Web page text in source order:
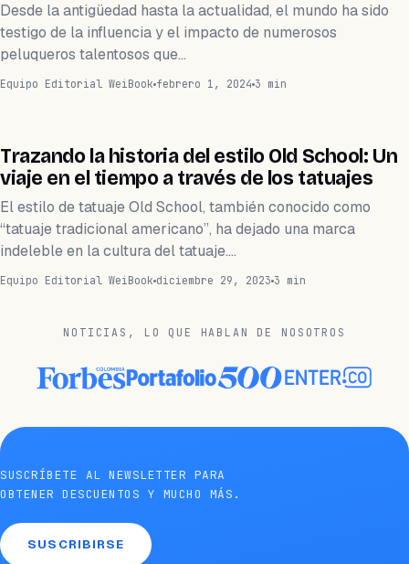
Desde la antigüedad hasta la actualidad, el mundo ha sido
testigo de la influencia y el impacto de numerosos
peluqueros talentosos que…
Equipo Editorial WeiBook febrero 1, 2024 3 min
Trazando la historia del estilo Old School: Un
viaje en el tiempo a través de los tatuajes
El estilo de tatuaje Old School, también conocido como
“tatuaje tradicional americano”, ha dejado una marca
indeleble en la cultura del tatuaje.…
Equipo Editorial WeiBook diciembre 29, 2023 3 min
NOTICIAS, LO QUE HABLAN DE NOSOTROS
SUSCRÍBETE AL NEWSLETTER PARA
OBTENER DESCUENTOS Y MUCHO MÁS.
SUSCRIBIRSE